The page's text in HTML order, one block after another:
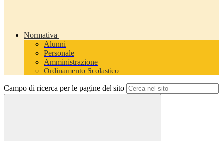
Normativa
Alunni
Personale
Amministrazione
Ordinamento Scolastico
Campo di ricerca per le pagine del sito